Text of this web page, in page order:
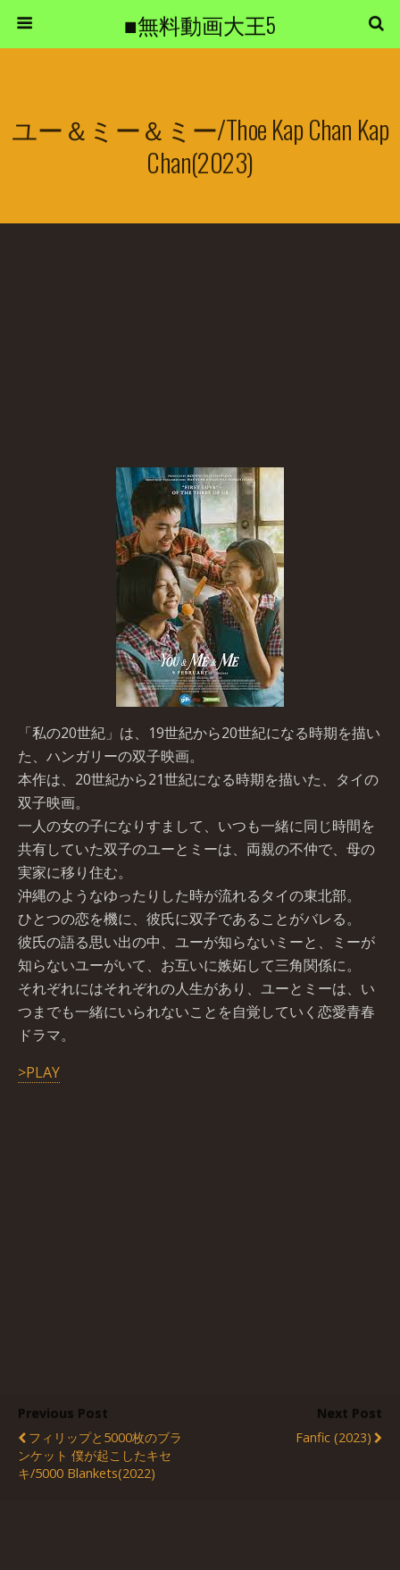
■無料動画大王5
ユー＆ミー＆ミー/Thoe Kap Chan Kap
Chan(2023)
「私の20世紀」は、19世紀から20世紀になる時期を描い
た、ハンガリーの双子映画。
本作は、20世紀から21世紀になる時期を描いた、タイの
双子映画。
一人の女の子になりすまして、いつも一緒に同じ時間を
共有していた双子のユーとミーは、両親の不仲で、母の
実家に移り住む。
沖縄のようなゆったりした時が流れるタイの東北部。
ひとつの恋を機に、彼氏に双子であることがバレる。
彼氏の語る思い出の中、ユーが知らないミーと、ミーが
知らないユーがいて、お互いに嫉妬して三角関係に。
それぞれにはそれぞれの人生があり、ユーとミーは、い
つまでも一緒にいられないことを自覚していく恋愛青春
ドラマ。
>PLAY
Previous Post
フィリップと5000枚のブラ
ンケット 僕が起こしたキセ
キ/5000 Blankets(2022)
Next Post
Fanfic (2023)